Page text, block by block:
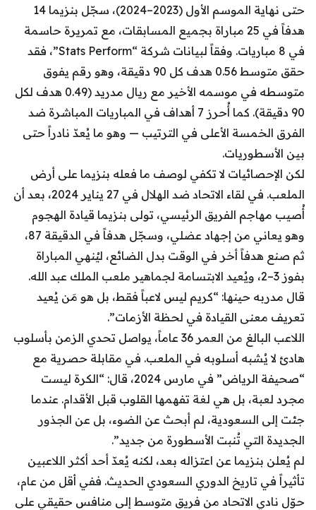
حتى نهاية الموسم الأول (2023–2024)، سجّل بنزيما 14
هدفاً في 25 مباراة بجميع المسابقات، مع تمريرة حاسمة
في 8 مباريات. وفقاً لبيانات شركة “Stats Perform”، فقد
حقق متوسط 0.56 هدف كل 90 دقيقة، وهو رقم يفوق
متوسطه في موسمه الأخير مع ريال مدريد (0.49 هدف لكل
90 دقيقة). كما أُحرز 7 أهداف في المباريات المباشرة ضد
الفرق الخمسة الأعلى في الترتيب — وهو ما يُعدّ نادراً حتى
بين الأسطوريات.
لكن الإحصائيات لا تكفي لوصف ما فعله بنزيما على أرض
الملعب. في لقاء الاتحاد ضد الهلال في 27 يناير 2024، بعد أن
أُصيب مهاجم الفريق الرئيسي، تولى بنزيما قيادة الهجوم
وهو يعاني من إجهاد عضلي، وسجّل هدفاً في الدقيقة 87،
ثم صنع هدفاً أخر في الوقت بدل الضائع، ليُنهي المباراة
بفوز 3–2، ويُعيد الابتسامة لجماهير ملعب الملك عبد الله.
قال مدربه حينها: “كريم ليس لاعباً فقط، بل هو مَن يُعيد
تعريف معنى القيادة في لحظة الأزمات”.
اللاعب البالغ من العمر 36 عاماً، يواصل تحدي الزمن بأسلوب
هادئ لا يُشبه أسلوبه في الملعب. في مقابلة حصرية مع
“صحيفة الرياض” في مارس 2024، قال: “الكرة ليست
مجرد لعبة، بل هي لغة تفهمها القلوب قبل الأقدام. عندما
جئت إلى السعودية، لم أبحث عن الضوء، بل عن الجذور
الجديدة التي تُنبت الأسطورة من جديد”.
لم يُعلن بنزيما عن اعتزاله بعد، لكنه يُعدّ أحد أكثر اللاعبين
تأثيراً في تاريخ الدوري السعودي الحديث. ففي أقل من عام،
حوّل نادي الاتحاد من فريق متوسط إلى منافس حقيقي على